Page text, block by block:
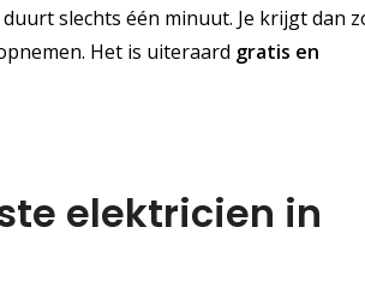
slechts één minuut. Je krijgt dan
Het is uiteraard gratis en
elektricien in